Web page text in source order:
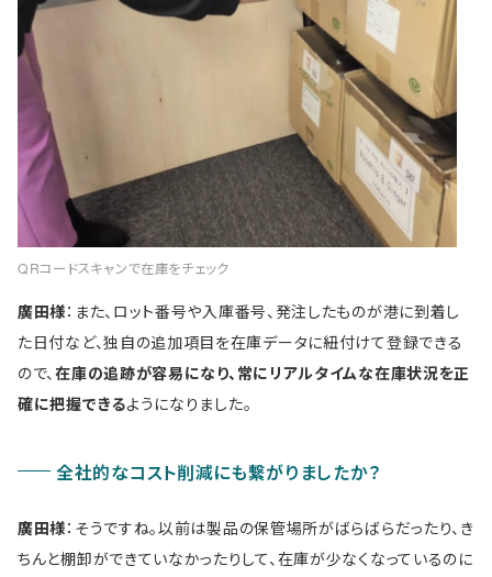
QRコードスキャンで在庫をチェック
廣田様：また、ロット番号や入庫番号、発注したものが港に到着し
た日付など、独自の追加項目を在庫データに紐付けて登録できる
ので、在庫の追跡が容易になり、常にリアルタイムな在庫状況を正
確に把握できるようになりました。
全社的なコスト削減にも繋がりましたか？
廣田様：そうですね。以前は製品の保管場所がばらばらだったり、き
ちんと棚卸ができていなかったりして、在庫が少なくなっているのに